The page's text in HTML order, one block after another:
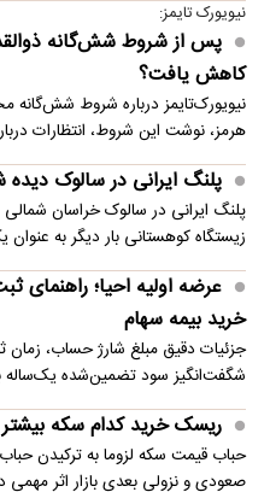
نیویورک تایمز:
پس از شروط شش‌گانه
کاهش یافت؟
نیویورک‌تایمز درباره شروط شش‌گانه
هرمز، نوشت این شروط، انتظارات
پلنگ ایرانی در سالوک
پلنگ ایرانی در سالوک خراسان شمالی
زیستگاه کوهستانی بار دیگر به عنوان
عرضه اولیه احیا؛ راهنمای
خرید بیمه سهام
جزئیات دقیق مبلغ شارژ حساب،
شگفت‌انگیز سود تضمین‌شده یک‌ساله
ریسک خرید کدام سکه
حباب قیمت سکه لزوما به ترکیدن
صعودی و نزولی بعدی بازار اثر مهمی